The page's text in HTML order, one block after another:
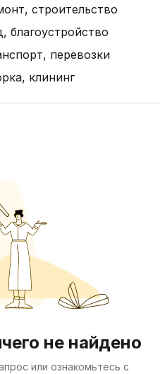
строительство
благоустройство
перевозки
клининг
не найдено
или ознакомьтесь с